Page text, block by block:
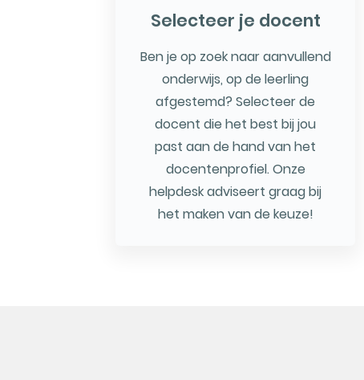
Selecteer je docent
Ben je op zoek naar aanvullend
onderwijs, op de leerling
afgestemd? Selecteer de
docent die het best bij jou
past aan de hand van het
docentenprofiel. Onze
helpdesk adviseert graag bij
het maken van de keuze!